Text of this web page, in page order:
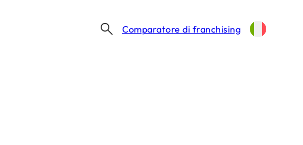
Comparatore di franchising
di lusso
Italia entro il 2030